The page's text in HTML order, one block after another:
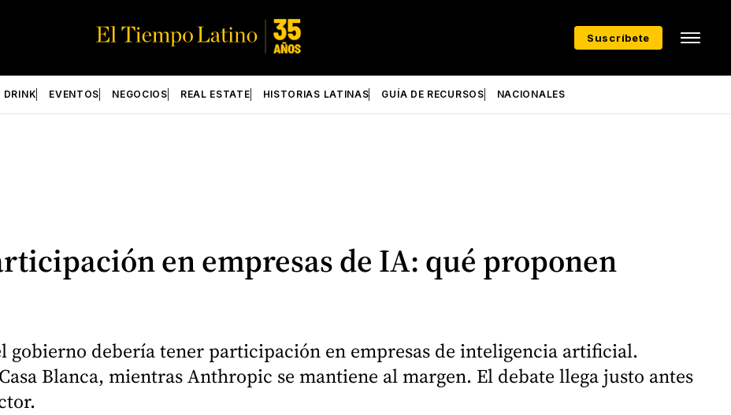
Suscríbete
DRINK EVENTOS NEGOCIOS REAL ESTATE HISTORIAS LATINAS GUÍA DE RECURSOS NACIONALES
en empresas de IA: qué proponen
gobierno debería tener participación en empresas de inteligencia artificial.
Blanca, mientras Anthropic se mantiene al margen. El debate llega justo antes